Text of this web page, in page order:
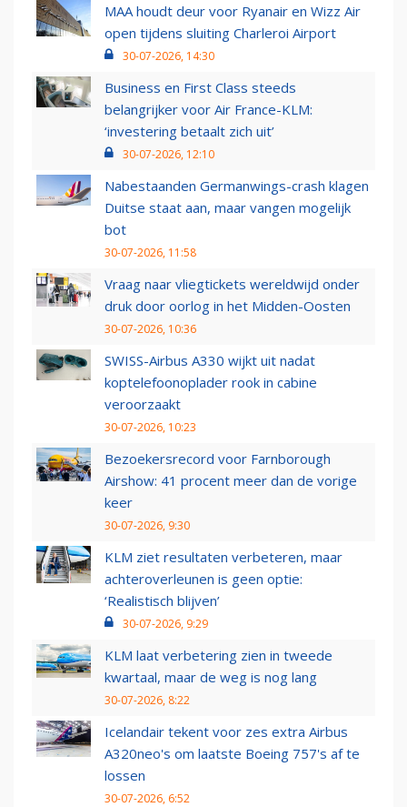
MAA houdt deur voor Ryanair en Wizz Air
open tijdens sluiting Charleroi Airport
30-07-2026, 14:30
Business en First Class steeds
belangrijker voor Air France-KLM:
‘investering betaalt zich uit’
30-07-2026, 12:10
Nabestaanden Germanwings-crash klagen
Duitse staat aan, maar vangen mogelijk
bot
30-07-2026, 11:58
Vraag naar vliegtickets wereldwijd onder
druk door oorlog in het Midden-Oosten
30-07-2026, 10:36
SWISS-Airbus A330 wijkt uit nadat
koptelefoonoplader rook in cabine
veroorzaakt
30-07-2026, 10:23
Bezoekersrecord voor Farnborough
Airshow: 41 procent meer dan de vorige
keer
30-07-2026, 9:30
KLM ziet resultaten verbeteren, maar
achteroverleunen is geen optie:
‘Realistisch blijven’
30-07-2026, 9:29
KLM laat verbetering zien in tweede
kwartaal, maar de weg is nog lang
30-07-2026, 8:22
Icelandair tekent voor zes extra Airbus
A320neo's om laatste Boeing 757's af te
lossen
30-07-2026, 6:52